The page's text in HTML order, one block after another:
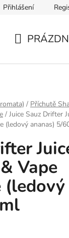
Zásady zpracování
Přihlášení
/ Příchutě
/ Juice Sauz Drifter
(ledový ananas) 5/
Vape
(ledový